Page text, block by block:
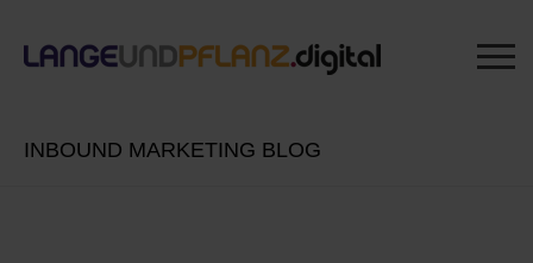
INBOUND MARKETING BLOG